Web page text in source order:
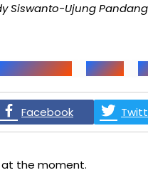
Siswanto-Ujung Pandang
Anatta
Facebook
the moment.